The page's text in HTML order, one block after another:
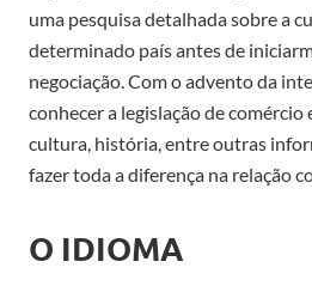
uma pesquisadetalhadasobrea
determinado país antes de
negociação.Com o adventoda
conhecer a legislação de
cultura, história,entreoutras
fazer toda a diferença na relação
O IDIOMA